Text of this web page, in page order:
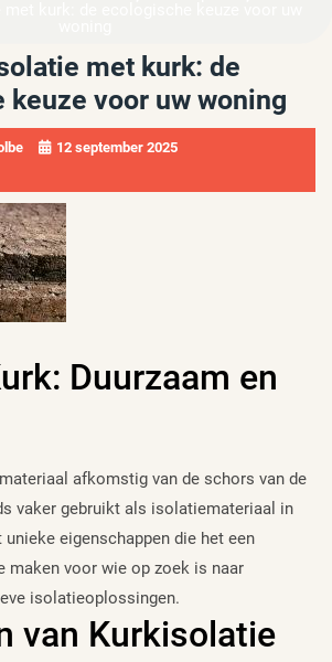
met kurk: de
keuze voor uw woning
12 september 2025
Duurzaam en
afkomstig van de schors van de
vaker gebruikt als isolatiemateriaal in
eigenschappen die het een
maken voor wie op zoek is naar
isolatieoplossingen.
van Kurkisolatie